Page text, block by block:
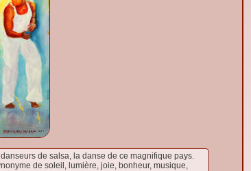
de salsa, la danse de ce magnifique pays.
de soleil, lumière, joie, bonheur, musique,